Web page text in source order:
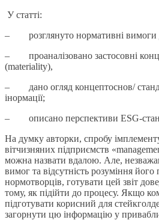
У статті:
– розглянуто нормативні вимоги
– проаналізовано застосовні
(materiality),
– дано огляд концептоснов/
інормації;
– описано перспективи ESG-
На думку авторки, спробу
вітчизняних підприємств
можна назвати вдалою. Але,
вимог та відсутність розуміння його
нормотворців, готувати цей звіт
тому, як підійти до процесу. Якщо
підготувати корисний для
загорнути цю інформацію у